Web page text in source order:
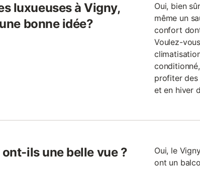
luxueuses à Vigny,
bonne idée?
Oui, bien
même un
confort
Voulez-
profiter des
et en hiver
ils une belle vue ?
Oui, le
ont un